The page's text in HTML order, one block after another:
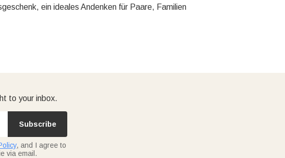
ein ideales Andenken für Paare, Familien
to your inbox.
Subscribe
, and I agree to
via email.